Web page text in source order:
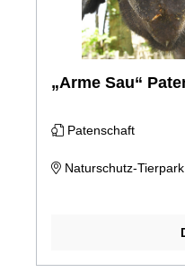
„Arme Sau“
Patenschaft
Naturschutz-